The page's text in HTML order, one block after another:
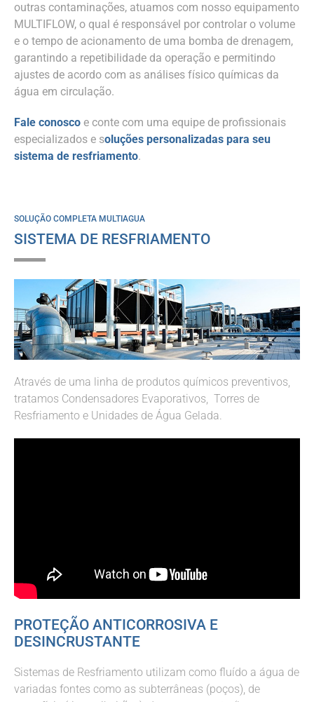
outras contaminações, atuamos com nosso equipamento
MULTIFLOW, o qual é responsável por controlar o volume
e o tempo de acionamento de uma bomba de drenagem,
garantindo a repetibilidade da operação e permitindo
ajustes de acordo com as análises físico químicas da
água em circulação.
Fale conosco e conte com uma equipe de profissionais
especializados e soluções personalizadas para seu
sistema de resfriamento.
SOLUÇÃO COMPLETA MULTIAGUA
SISTEMA DE RESFRIAMENTO
Através de uma linha de produtos químicos preventivos,
tratamos Condensadores Evaporativos, Torres de
Resfriamento e Unidades de Água Gelada.
PROTEÇÃO ANTICORROSIVA E
DESINCRUSTANTE
Sistemas de Resfriamento utilizam como fluído a água de
variadas fontes como as subterrâneas (poços), de